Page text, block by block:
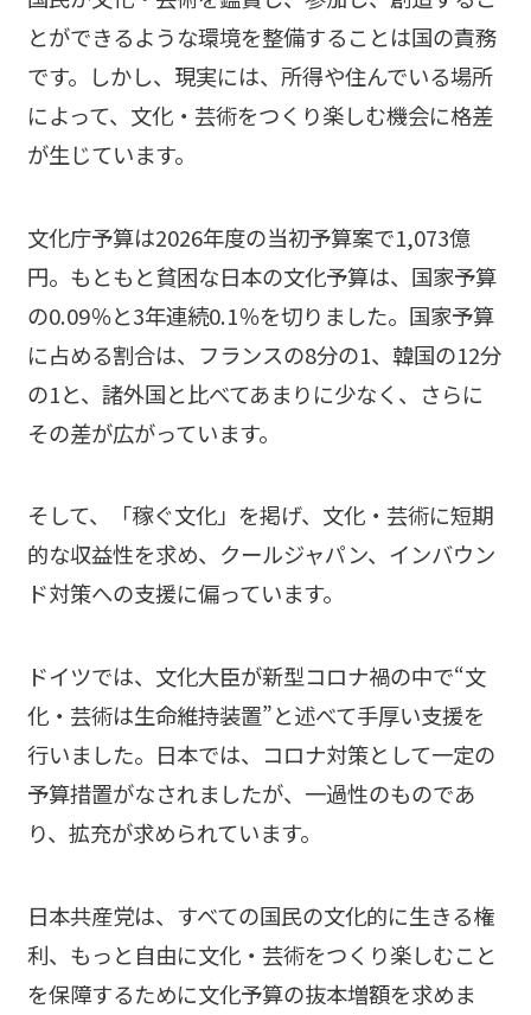
とができるような環境を整備することは国の責務
です。しかし、現実には、所得や住んでいる場所
によって、文化・芸術をつくり楽しむ機会に格差
が生じています。
文化庁予算は2026年度の当初予算案で1,073億
円。もともと貧困な日本の文化予算は、国家予算
の0.09％と3年連続0.1％を切りました。国家予算
に占める割合は、フランスの8分の1、韓国の12分
の1と、諸外国と比べてあまりに少なく、さらに
その差が広がっています。
そして、「稼ぐ文化」を掲げ、文化・芸術に短期
的な収益性を求め、クールジャパン、インバウン
ド対策への支援に偏っています。
ドイツでは、文化大臣が新型コロナ禍の中で“文
化・芸術は生命維持装置”と述べて手厚い支援を
行いました。日本では、コロナ対策として一定の
予算措置がなされましたが、一過性のものであ
り、拡充が求められています。
日本共産党は、すべての国民の文化的に生きる権
利、もっと自由に文化・芸術をつくり楽しむこと
を保障するために文化予算の抜本増額を求めま